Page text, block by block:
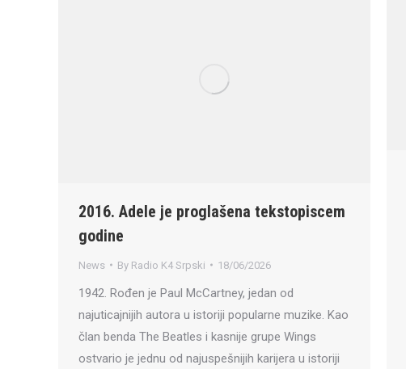
2016. Adele je proglašena tekstopiscem
godine
News By Radio K4 Srpski 18/06/2026
1942. Rođen je Paul McCartney, jedan od
najuticajnijih autora u istoriji popularne muzike. Kao
član benda The Beatles i kasnije grupe Wings
ostvario je jednu od najuspešnijih karijera u istoriji